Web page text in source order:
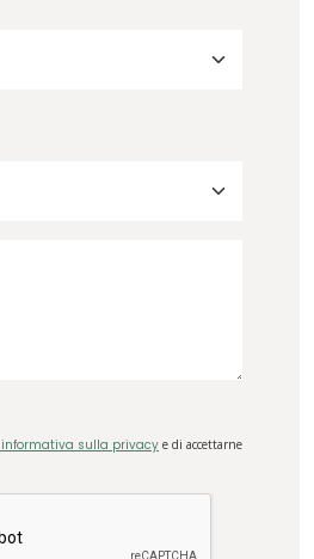
informativa sulla privacy e di accettarne